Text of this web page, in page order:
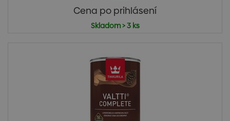
Cena po prihlásení
Skladom > 3 ks